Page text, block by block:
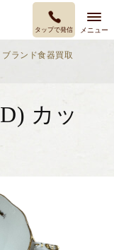
タップで発信 メニュー
ブランド食器買取
カッ